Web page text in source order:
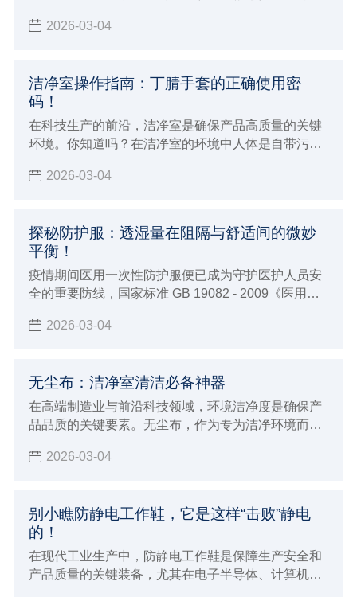
2026-03-04
洁净室操作指南：丁腈手套的正确使用密
码！
在科技生产的前沿，洁净室是确保产品高质量的关键
环境。你知道吗？在洁净室的环境中人体是自带污染
装材料，从而会导致人体分泌的汗液毛发等污染物损
2026-03-04
探秘防护服：透湿量在阻隔与舒适间的微妙
平衡！
疫情期间医用一次性防护服便已成为守护医护人员安
全的重要防线，国家标准 GB 19082 - 2009《医用一
2026-03-04
无尘布：洁净室清洁必备神器
在高端制造业与前沿科技领域，环境洁净度是确保产
品品质的关键要素。无尘布，作为专为洁净环境而生
2026-03-04
别小瞧防静电工作鞋，它是这样“击败”静电
的！
在现代工业生产中，防静电工作鞋是保障生产安全和
产品质量的关键装备，尤其在电子半导体、计算机、